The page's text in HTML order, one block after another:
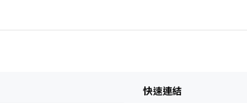
快速連結